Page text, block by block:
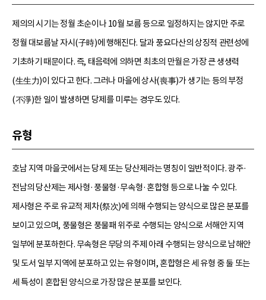
제의의 시기는 정월 초순이나 10월 보름 등으로 일정하지는 않지만 주로
정월 대보름날 자시(子時)에 행해진다. 달과 풍요다산의 상징적 관련성에
기초하기 때문이다. 즉, 태음력에 의하면 최초의 만월은 가장 큰 생생력
(生生力)이 있다고 한다. 그러나 마을에 상사(喪事)가 생기는 등의 부정
(不淨)한 일이 발생하면 당제를 미루는 경우도 있다.
유형
호남 지역 마을굿에서는 당제 또는 당산제라는 명칭이 일반적이다. 광주·
전남의 당산제는 제사형·풍물형·무속형·혼합형 등으로 나눌 수 있다.
제사형은 주로 유교적 제차(祭次)에 의해 수행되는 양식으로 많은 분포를
보이고 있으며, 풍물형은 풍물패 위주로 수행되는 양식으로 서해안 지역
일부에 분포하한다. 무속형은 무당의 주제 아래 수행되는 양식으로 남해안
및 도서 일부 지역에 분포하고 있는 유형이며, 혼합형은 세 유형 중 둘 또는
세 특성이 혼합된 양식으로 가장 많은 분포를 보인다.